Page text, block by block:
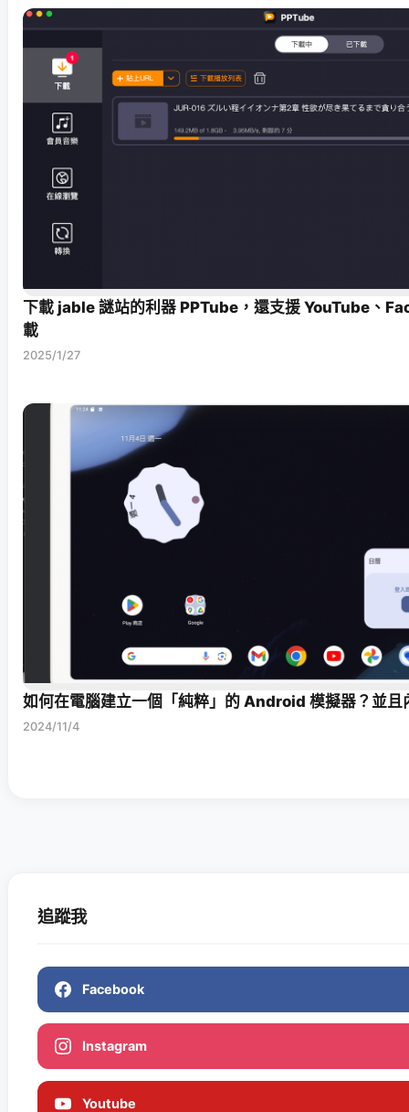
下載 jable 謎站的利器 PPTube，還支援 YouTube、
載
2025/1/27
如何在電腦建立一個「純粹」的 Android 模擬器？並
2024/11/4
追蹤我
Facebook
Instagram
Youtube